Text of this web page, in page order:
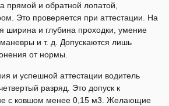
прямой и обратной лопатой,
Это проверяется при аттестации. На
ширина и глубина проходки, умение
и т. д. Допускаются лишь
от нормы.
и успешной аттестации водитель
разряд. Это допуск к
с ковшом менее 0,15 м3. Желающие